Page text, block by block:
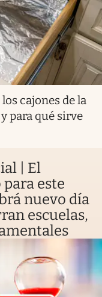
cajones de la
para qué sirve
| El
este
nuevo día
escuelas,